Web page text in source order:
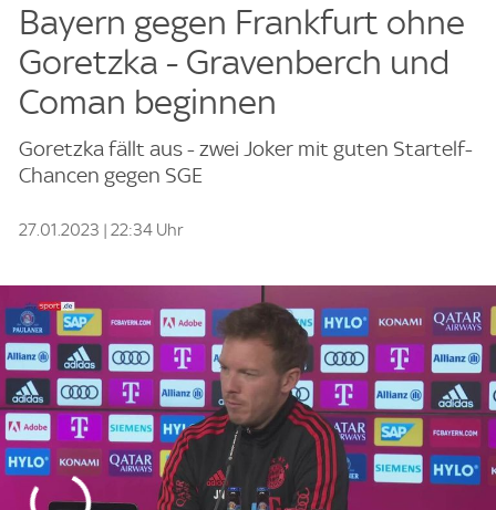
Bayern gegen Frankfurt ohne
Goretzka - Gravenberch und
Coman beginnen
Goretzka fällt aus - zwei Joker mit guten Startelf-
Chancen gegen SGE
27.01.2023 | 22:34 Uhr